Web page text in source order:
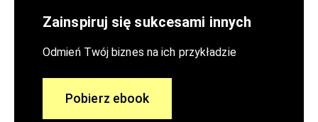
Zainspiruj się sukcesami innych
Odmień Twój biznes na ich przykładzie
Pobierz ebook